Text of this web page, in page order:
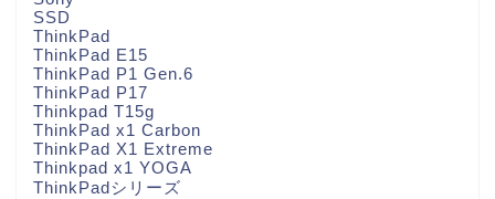
SSD
ThinkPad
ThinkPad E15
ThinkPad P1 Gen.6
ThinkPad P17
Thinkpad T15g
ThinkPad x1 Carbon
ThinkPad X1 Extreme
Thinkpad x1 YOGA
ThinkPadシリーズ